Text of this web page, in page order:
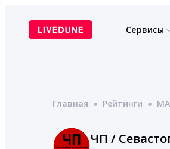
содержимому
Сервисы
Главная ● Рейтинги ●
ЧП /